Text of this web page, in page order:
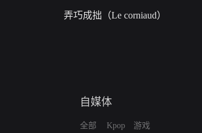
弄巧成拙（Le corniaud）
自媒体
全部
Kpop
游戏